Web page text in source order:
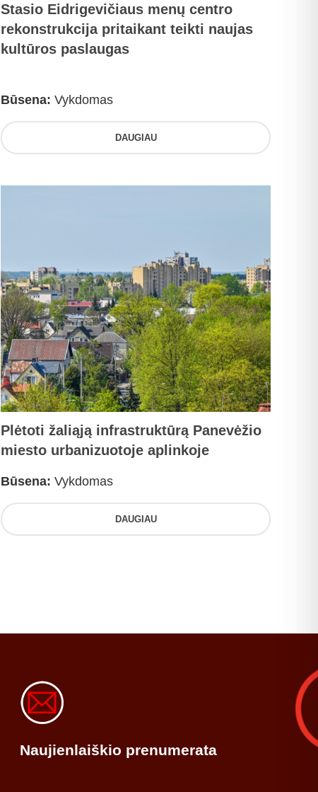
Stasio Eidrigevičiaus menų centro
rekonstrukcija pritaikant teikti naujas
kultūros paslaugas
Būsena: Vykdomas
DAUGIAU
Plėtoti žaliąją infrastruktūrą Panevėžio
miesto urbanizuotoje aplinkoje
Būsena: Vykdomas
DAUGIAU
Naujienlaiškio prenumerata